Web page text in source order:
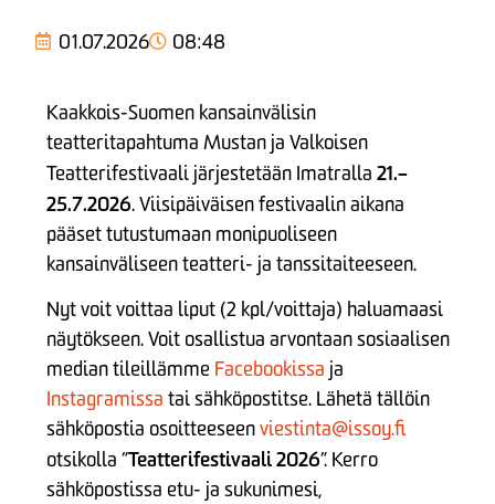
01.07.2026 08:48
Kaakkois-Suomen kansainvälisin
teatteritapahtuma Mustan ja Valkoisen
Teatterifestivaali järjestetään Imatralla21.–
25.7.2026. Viisipäiväisen festivaalin aikana
pääset tutustumaan monipuoliseen
kansainväliseen teatteri- ja tanssitaiteeseen.
Nyt voit voittaa liput (2 kpl/voittaja) haluamaasi
näytökseen. Voit osallistua arvontaan sosiaalisen
median tileillämme Facebookissa ja
Instagramissa tai sähköpostitse. Lähetä tällöin
sähköpostia osoitteeseenviestinta@issoy.fi
otsikolla ”Teatterifestivaali 2026”. Kerro
sähköpostissa etu- ja sukunimesi,